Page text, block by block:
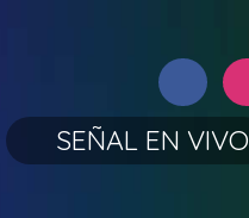
SEÑAL EN VIVO